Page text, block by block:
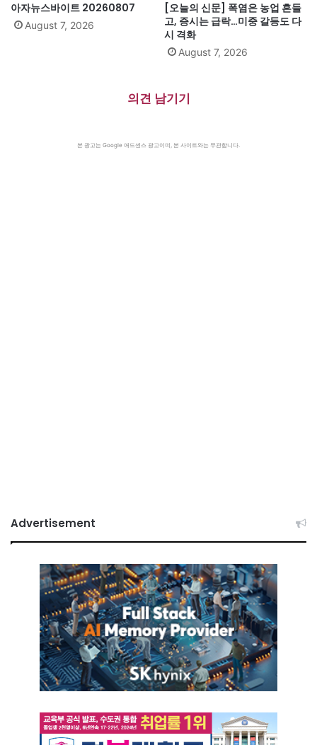
아자뉴스바이트 20260807
August 7, 2026
[오늘의 신문] 폭염은 농업 흔들
고, 증시는 급락…미중 갈등도 다
시 격화
August 7, 2026
의견 남기기
본 광고는 Google 애드센스 광고이며, 본 사이트와는 무관합니다.
Advertisement